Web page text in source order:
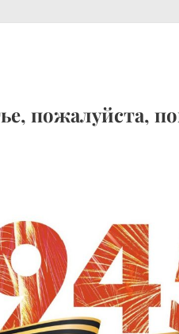
пожалуйста,